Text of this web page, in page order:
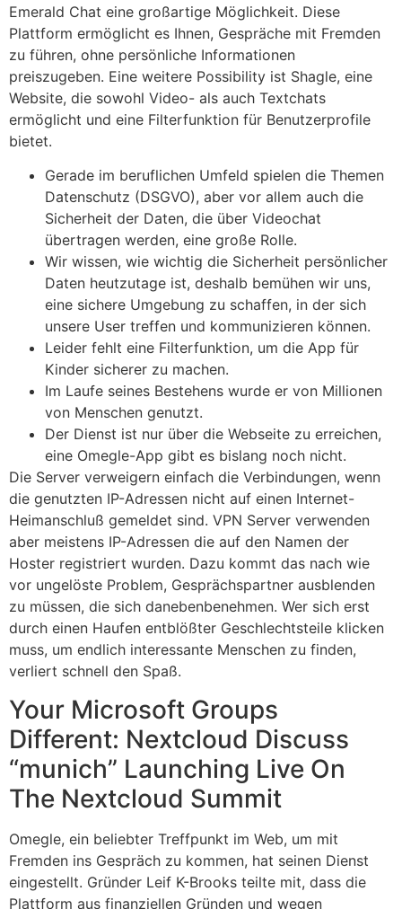
Emerald Chat eine großartige Möglichkeit. Diese
Plattform ermöglicht es Ihnen, Gespräche mit Fremden
zu führen, ohne persönliche Informationen
preiszugeben. Eine weitere Possibility ist Shagle, eine
Website, die sowohl Video- als auch Textchats
ermöglicht und eine Filterfunktion für Benutzerprofile
bietet.
Gerade im beruflichen Umfeld spielen die Themen
Datenschutz (DSGVO), aber vor allem auch die
Sicherheit der Daten, die über Videochat
übertragen werden, eine große Rolle.
Wir wissen, wie wichtig die Sicherheit persönlicher
Daten heutzutage ist, deshalb bemühen wir uns,
eine sichere Umgebung zu schaffen, in der sich
unsere User treffen und kommunizieren können.
Leider fehlt eine Filterfunktion, um die App für
Kinder sicherer zu machen.
Im Laufe seines Bestehens wurde er von Millionen
von Menschen genutzt.
Der Dienst ist nur über die Webseite zu erreichen,
eine Omegle-App gibt es bislang noch nicht.
Die Server verweigern einfach die Verbindungen, wenn
die genutzten IP-Adressen nicht auf einen Internet-
Heimanschluß gemeldet sind. VPN Server verwenden
aber meistens IP-Adressen die auf den Namen der
Hoster registriert wurden. Dazu kommt das nach wie
vor ungelöste Problem, Gesprächspartner ausblenden
zu müssen, die sich danebenbenehmen. Wer sich erst
durch einen Haufen entblößter Geschlechtsteile klicken
muss, um endlich interessante Menschen zu finden,
verliert schnell den Spaß.
Your Microsoft Groups
Different: Nextcloud Discuss
“munich” Launching Live On
The Nextcloud Summit
Omegle, ein beliebter Treffpunkt im Web, um mit
Fremden ins Gespräch zu kommen, hat seinen Dienst
eingestellt. Gründer Leif K-Brooks teilte mit, dass die
Plattform aus finanziellen Gründen und wegen